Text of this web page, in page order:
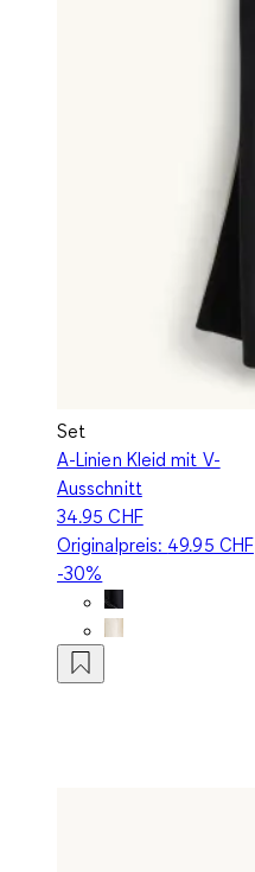
Set
A-Linien Kleid mit V-
Ausschnitt
34.95 CHF
Originalpreis: 49.95 CHF
-30%